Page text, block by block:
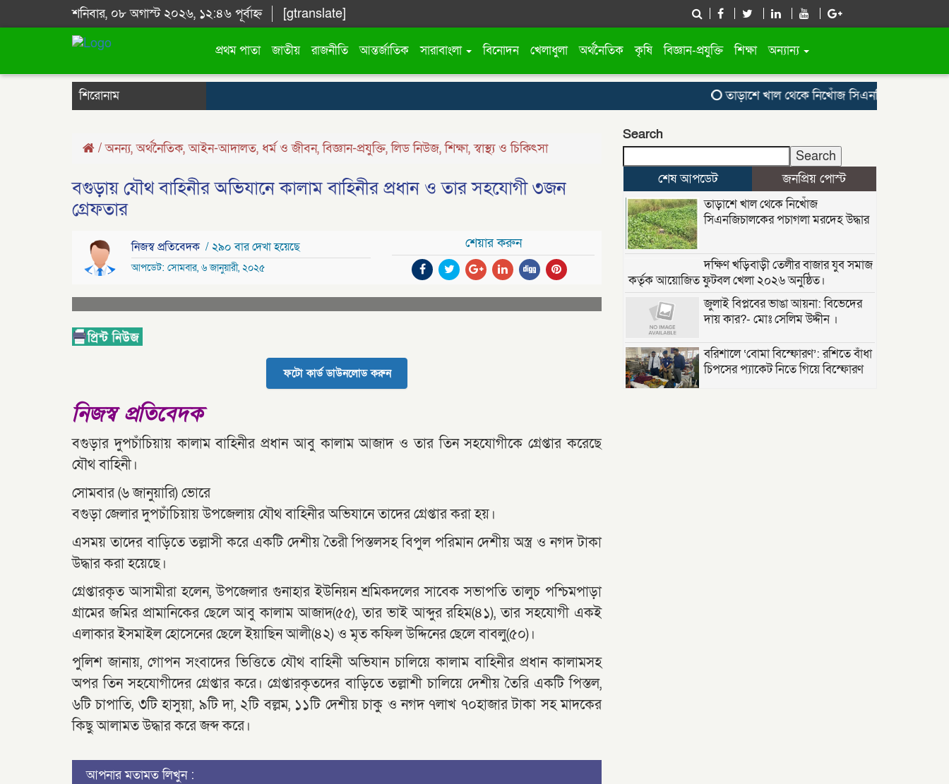
শনিবার, ০৮ অগাস্ট ২০২৬, ১২:৪৬ পূর্বাহ্ন [gtranslate]
প্রথম পাতা জাতীয় রাজনীতি আন্তর্জাতিক সারাবাংলা বিনোদন খেলাধুলা অর্থনৈতিক কৃষি বিজ্ঞান-প্রযুক্তি শিক্ষা অন্যান্য
শিরোনাম তাড়াশে খাল থেকে নিখোঁজ সিএনজিচালকের পচাগলা
/অনন্য,অর্থনৈতিক,আইন-আদালত, ধর্ম ও জীবন,বিজ্ঞান-প্রযুক্তি,লিড নিউজ,শিক্ষা,স্বাস্থ্য ও চিকিৎসা
বগুড়ায় যৌথ বাহিনীর অভিযানে কালাম বাহিনীর প্রধান ও তার সহযোগী ৩জন
গ্রেফতার
নিজস্ব প্রতিবেদক / ২৯০ বার দেখা হয়েছে
আপডেট: সোমবার, ৬ জানুয়ারী, ২০২৫
শেয়ার করুন
ফটো কার্ড ডাউনলোড করুন
নিজস্ব প্রতিবেদক
বগুড়ার দুপচাঁচিয়ায় কালাম বাহিনীর প্রধান আবু কালাম আজাদ ও তার তিন সহযোগীকে গ্রেপ্তার করেছে
যৌথ বাহিনী।
সোমবার (৬ জানুয়ারি) ভোরে
বগুড়া জেলার দুপচাঁচিয়ায় উপজেলায় যৌথ বাহিনীর অভিযানে তাদের গ্রেপ্তার করা হয়।
এসময় তাদের বাড়িতে তল্লাসী করে একটি দেশীয় তৈরী পিস্তলসহ বিপুল পরিমান দেশীয় অস্ত্র ও নগদ টাকা
উদ্ধার করা হয়েছে।
গ্রেপ্তারকৃত আসামীরা হলেন, উপজেলার গুনাহার ইউনিয়ন শ্রমিকদলের সাবেক সভাপতি তালুচ পশ্চিমপাড়া
গ্রামের জমির প্রামানিকের ছেলে আবু কালাম আজাদ(৫৫), তার ভাই আব্দুর রহিম(৪১), তার সহযোগী একই
এলাকার ইসমাইল হোসেনের ছেলে ইয়াছিন আলী(৪২) ও মৃত কফিল উদ্দিনের ছেলে বাবলু(৫০)।
পুলিশ জানায়, গোপন সংবাদের ভিত্তিতে যৌথ বাহিনী অভিযান চালিয়ে কালাম বাহিনীর প্রধান কালামসহ
অপর তিন সহযোগীদের গ্রেপ্তার করে। গ্রেপ্তারকৃতদের বাড়িতে তল্লাশী চালিয়ে দেশীয় তৈরি একটি পিস্তল,
৬টি চাপাতি, ৩টি হাসুয়া, ৯টি দা, ২টি বল্লম, ১১টি দেশীয় চাকু ও নগদ ৭লাখ ৭০হাজার টাকা সহ মাদকের
কিছু আলামত উদ্ধার করে জব্দ করে।
আপনার মতামত লিখুন :
Search
Search
শেষ আপডেট
জনপ্রিয় পোস্ট
তাড়াশে খাল থেকে নিখোঁজ
সিএনজিচালকের পচাগলা মরদেহ উদ্ধার
দক্ষিণ খড়িবাড়ী তেলীর বাজার যুব সমাজ
কর্তৃক আয়োজিত ফুটবল খেলা ২০২৬ অনুষ্ঠিত।
জুলাই বিপ্লবের ভাঙা আয়না: বিভেদের
দায় কার?- মোঃ সেলিম উদ্দীন ।
বরিশালে ‘বোমা বিস্ফোরণ’: রশিতে বাঁধা
চিপসের প্যাকেট নিতে গিয়ে বিস্ফোরণ